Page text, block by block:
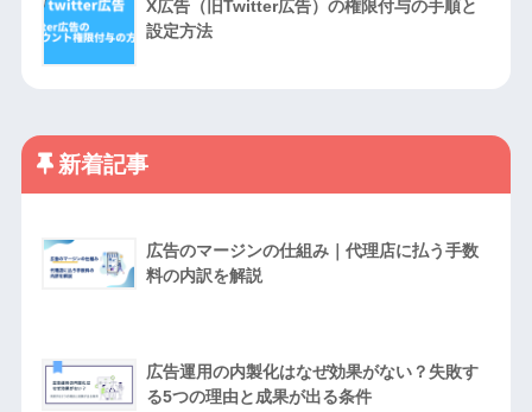
X広告（旧Twitter広告）の権限付与の手順と
設定方法
新着記事
広告のマージンの仕組み｜代理店に払う手数
料の内訳を解説
広告運用の内製化はなぜ効果がない？失敗す
る5つの理由と成果が出る条件